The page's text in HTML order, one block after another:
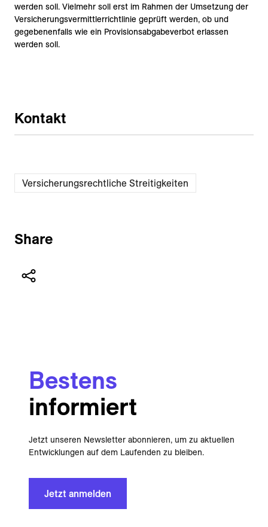
werden soll. Vielmehr soll erst im Rahmen der Umsetzung der
Versicherungsvermittlerrichtlinie geprüft werden, ob und
gegebenenfalls wie ein Provisionsabgabeverbot erlassen
werden soll.
Kontakt
Versicherungsrechtliche Streitigkeiten
Share
Bestens
informiert
Jetzt unseren Newsletter abonnieren, um zu aktuellen
Entwicklungen auf dem Laufenden zu bleiben.
Jetzt anmelden